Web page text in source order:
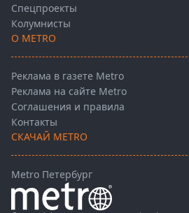
Спецпроекты
Колумнисты
О METRO
Реклама в газете Metro
Реклама на сайте Metro
Соглашения и правила
Контакты
СКАЧАЙ METRO
Metro Петербург